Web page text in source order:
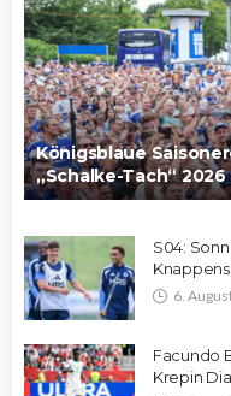
Königsblaue
„Schalke-Tach“ 2026
S04:
6.
Facundo
Krepin